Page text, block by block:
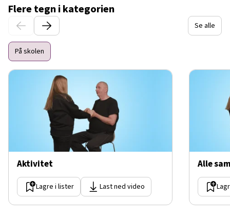
Flere tegn i kategorien
Se alle
På skolen
Aktivitet
Lagre i lister Last ned video
Alle